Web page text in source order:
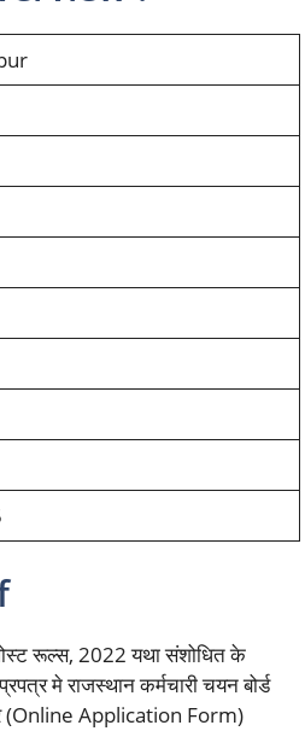
पोस्ट रूल्स, 2022 यथा संशोधित के
मे राजस्थान कर्मचारी चयन बोर्ड
पत्र (Online Application Form)